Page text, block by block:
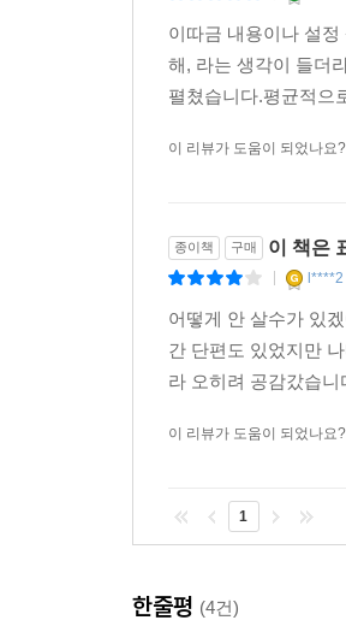
“너 요새 정신없는 거 그
택배회사에서 일하는 ‘
했다. 본가와도 거리가
이름도 없이 회사 사무
우리는 ‘가은’의 직장 동
보낸 걸까?
“좆됐다. 이것은 좆된 상
출연을 못 하게 된 여성
3명이다. 남자는 A, B, C
‘진주’가 연기 중인 ‘J’
이따금 내용이나 설
해, 라는 생각이 들더
펼쳤습니다.평균적으
이 리뷰가 도움이 되었나요?
종이책 구매 이 책은
l****2
어떻게 안 살수가 있
간 단편도 있었지만
라 오히려 공감갔습니
이 리뷰가 도움이 되었나요?
1
한줄평 (4건)